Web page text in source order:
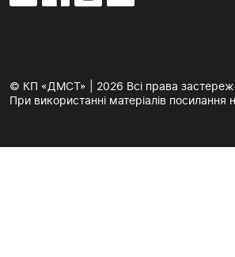
© КП «ДМСТ» | 2026 Всі права
При використанні матеріалів посилання